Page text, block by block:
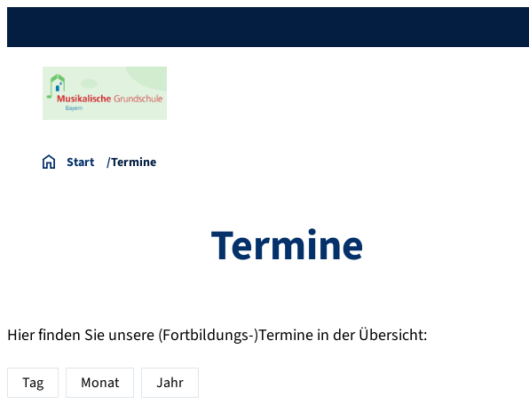
Start Termine
Termine
Hier finden Sie unsere (Fortbildungs-)Termine in der Übersicht:
Tag Monat Jahr